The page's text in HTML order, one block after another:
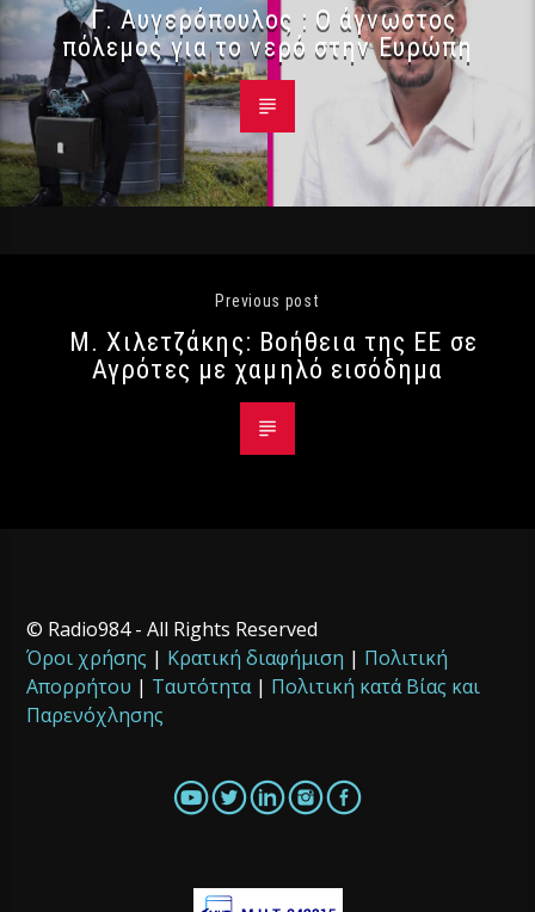
Γ. Αυγερόπουλος : Ο άγνωστος
πόλεμος για το νερό στην Ευρώπη
Previous post
Μ. Χιλετζάκης: Βοήθεια της ΕΕ σε
Αγρότες με χαμηλό εισόδημα
© Radio984 - All Rights Reserved
Όροι χρήσης | Κρατική διαφήμιση | Πολιτική
Απορρήτου | Ταυτότητα| Πολιτική κατά Βίας και
Παρενόχλησης